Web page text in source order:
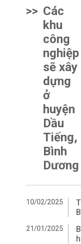
>> Các
khu
công
nghiệp
sẽ xây
dựng
ở
huyện
Dầu
Tiếng,
Bình
Dương
10/02/2025
21/01/2025